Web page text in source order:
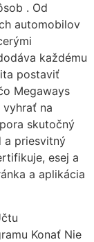
. Od
automobilov
každému
postaviť
Megaways
na
skutočný
a priesvitný
esej a
a aplikácia
Konať Nie